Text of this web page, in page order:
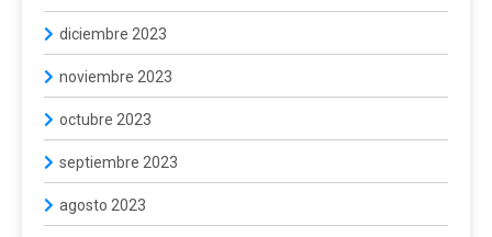
diciembre 2023
noviembre 2023
octubre 2023
septiembre 2023
agosto 2023